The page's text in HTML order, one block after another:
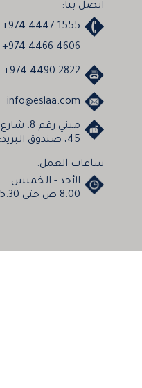
اتصل بنا:
+974 4447 1555
+974 4466 4606
+974 4490 2822
info@eslaa.com
45، صندوق البريد: 5440 الدوحة، قطر
ساعات العمل:
الأحد - الخميس
8:00 ص حتي 5:30 م